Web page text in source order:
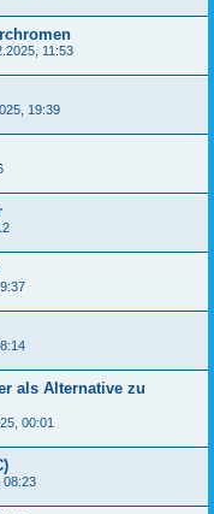
11:53
19:39
als Alternative zu
00:01
08:23